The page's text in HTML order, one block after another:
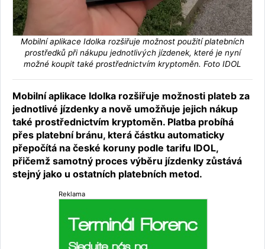
Mobilní aplikace Idolka rozšiřuje možnost použití platebních
prostředků při nákupu jednotlivých jízdenek, které je nyní
možné koupit také prostřednictvím kryptoměn. Foto IDOL
Mobilní aplikace Idolka rozšiřuje možnosti plateb za
jednotlivé jízdenky a nově umožňuje jejich nákup
také prostřednictvím kryptoměn. Platba probíhá
přes platební bránu, která částku automaticky
přepočítá na české koruny podle tarifu IDOL,
přičemž samotný proces výběru jízdenky zůstává
stejný jako u ostatních platebních metod.
Reklama